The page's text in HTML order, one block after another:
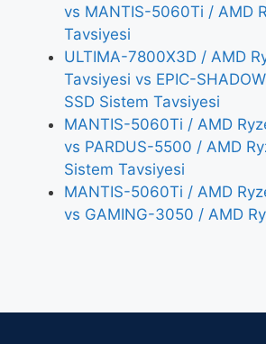
vs MANTIS-5060Ti / AMD
Tavsiyesi
ULTIMA-7800X3D / AMD
Tavsiyesi vs EPIC-
SSD Sistem Tavsiyesi
MANTIS-5060Ti / AMD
vs PARDUS-5500 / AMD
Sistem Tavsiyesi
MANTIS-5060Ti / AMD
vs GAMING-3050 / AMD